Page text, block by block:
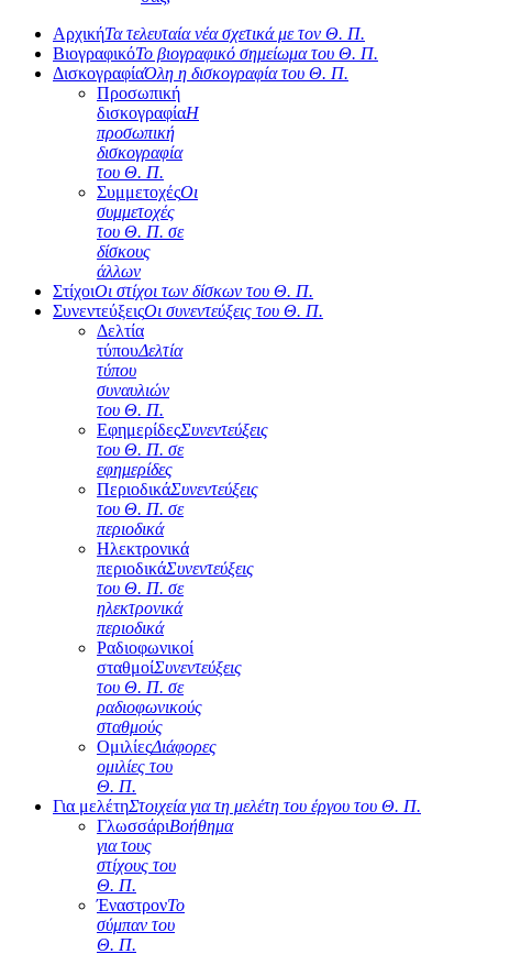
ΑρχικήΤα τελευταία νέα σχετικά με τον Θ. Π.
ΒιογραφικόΤο βιογραφικό σημείωμα του Θ. Π.
ΔισκογραφίαΌλη η δισκογραφία του Θ. Π.
Προσωπική
δισκογραφίαΗ
προσωπική
δισκογραφία
του Θ. Π.
ΣυμμετοχέςΟι
συμμετοχές
του Θ. Π. σε
δίσκους
άλλων
ΣτίχοιΟι στίχοι των δίσκων του Θ. Π.
ΣυνεντεύξειςΟι συνεντεύξεις του Θ. Π.
Δελτία
τύπουΔελτία
τύπου
συναυλιών
του Θ. Π.
ΕφημερίδεςΣυνεντεύξεις
του Θ. Π. σε
εφημερίδες
ΠεριοδικάΣυνεντεύξεις
του Θ. Π. σε
περιοδικά
Ηλεκτρονικά
περιοδικάΣυνεντεύξεις
του Θ. Π. σε
ηλεκτρονικά
περιοδικά
Ραδιοφωνικοί
σταθμοίΣυνεντεύξεις
του Θ. Π. σε
ραδιοφωνικούς
σταθμούς
ΟμιλίεςΔιάφορες
ομιλίες του
Θ. Π.
Για μελέτηΣτοιχεία για τη μελέτη του έργου του Θ. Π.
ΓλωσσάριΒοήθημα
για τους
στίχους του
Θ. Π.
ΈναστρονΤο
σύμπαν του
Θ. Π.